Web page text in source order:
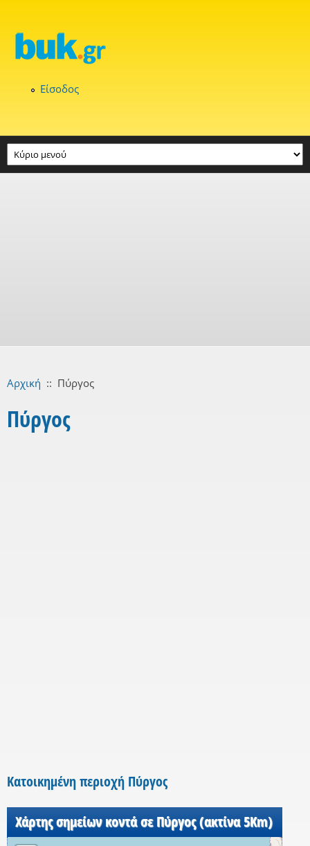
Είσοδος
Αρχική :: Πύργος
Πύργος
Κατοικημένη περιοχή Πύργος
Χάρτης σημείων κοντά σε Πύργος (ακτίνα 5Km)